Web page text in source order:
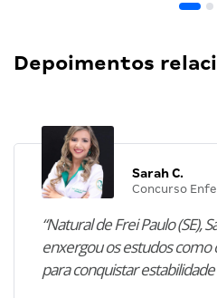
Depoimentos
Sarah C.
Concurso
“Natural de Frei Paulo (SE),
enxergou os estudos como
para conquistar